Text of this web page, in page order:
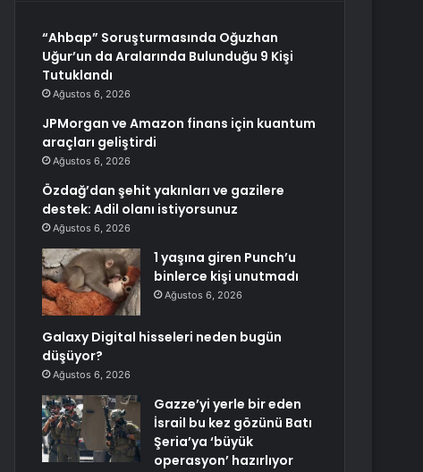
“Ahbap” Soruşturmasında Oğuzhan
Uğur’un da Aralarında Bulunduğu 9 Kişi
Tutuklandı
Ağustos 6, 2026
JPMorgan ve Amazon finans için kuantum
araçları geliştirdi
Ağustos 6, 2026
Özdağ’dan şehit yakınları ve gazilere
destek: Adil olanı istiyorsunuz
Ağustos 6, 2026
1 yaşına giren Punch’u
binlerce kişi unutmadı
Ağustos 6, 2026
Galaxy Digital hisseleri neden bugün
düşüyor?
Ağustos 6, 2026
Gazze’yi yerle bir eden
İsrail bu kez gözünü Batı
Şeria’ya ‘büyük
operasyon’ hazırlıyor